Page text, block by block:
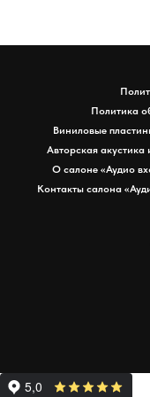
Политика
Виниловые
Авторская
О салоне «Аудио
Контакты салона